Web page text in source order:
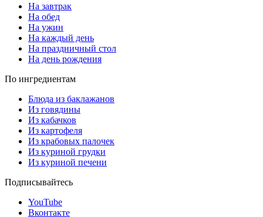
На завтрак
На обед
На ужин
На каждый день
На праздничный стол
На день рождения
По ингредиентам
Блюда из баклажанов
Из говядины
Из кабачков
Из картофеля
Из крабовых палочек
Из куриной грудки
Из куриной печени
Подписывайтесь
YouTube
Вконтакте